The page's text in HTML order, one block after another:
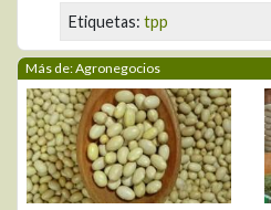
Etiquetas: tpp
Más de: Agronegocios